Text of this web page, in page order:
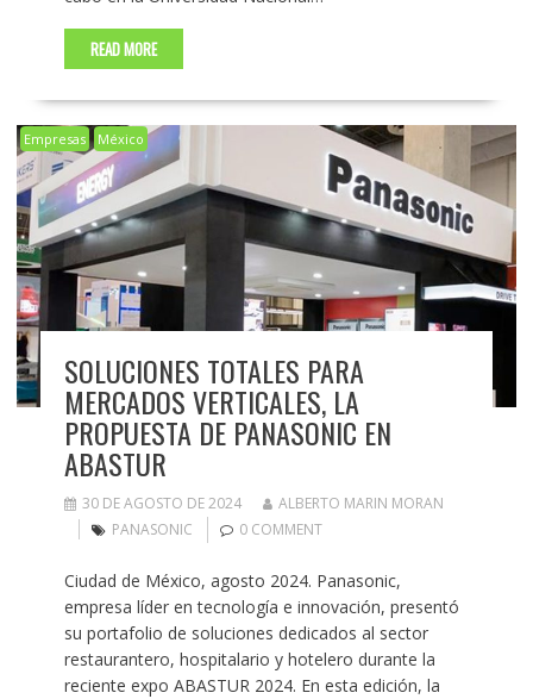
READ MORE
Empresas México
SOLUCIONES TOTALES PARA
MERCADOS VERTICALES, LA
PROPUESTA DE PANASONIC EN
ABASTUR
30 DE AGOSTO DE 2024
ALBERTO MARIN MORAN
PANASONIC
0 COMMENT
Ciudad de México, agosto 2024. Panasonic,
empresa líder en tecnología e innovación, presentó
su portafolio de soluciones dedicados al sector
restaurantero, hospitalario y hotelero durante la
reciente expo ABASTUR 2024. En esta edición, la